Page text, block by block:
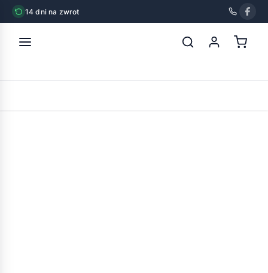
14 dni na zwrot
POWRÓT